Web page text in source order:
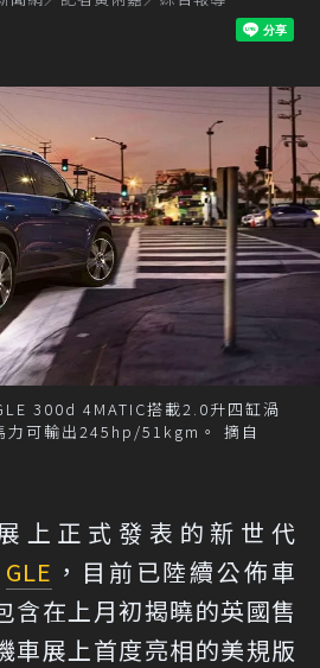
300d 4MATIC搭載2.0升四缸渦
力可輸出245hp/51kgm。 摘自
上正式發表的新世代
GLE ，目前已陸續公佈車
含在上月初揭曉的英國售
車展上首度亮相的美規版